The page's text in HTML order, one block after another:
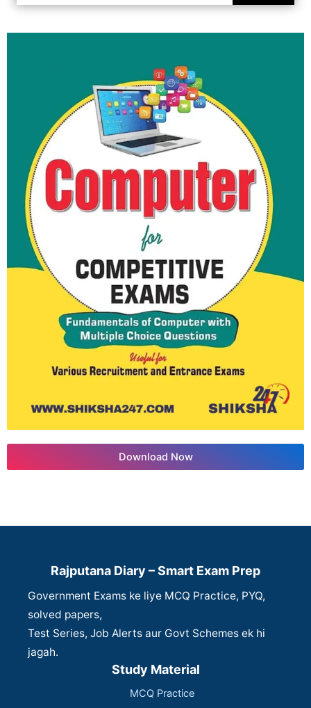
Download Now
Rajputana Diary – Smart Exam Prep
Government Exams ke liye MCQ Practice, PYQ,
solved papers,
Test Series, Job Alerts aur Govt Schemes ek hi
jagah.
Study Material
MCQ Practice